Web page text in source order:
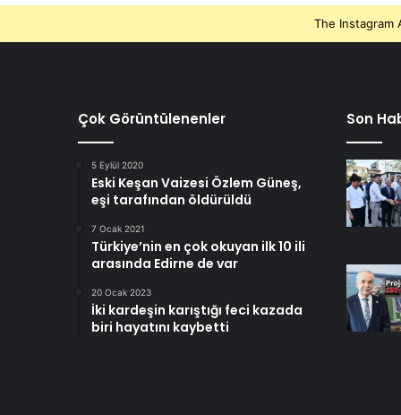
The Instagram
Çok Görüntülenenler
5 Eylül 2020
Eski Keşan Vaizesi Özlem Güneş,
eşi tarafından öldürüldü
7 Ocak 2021
Türkiye’nin en çok okuyan ilk 10 ili
arasında Edirne de var
20 Ocak 2023
İki kardeşin karıştığı feci kazada
biri hayatını kaybetti
Son